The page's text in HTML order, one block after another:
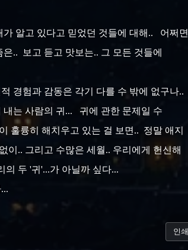
알고 있다고 믿었던 것들에 대해.. 어쩌면
.. 보고 듣고 맛보는.. 그 모든 것들에
경험과 감동은 각기 다를 수 밖에 없구나..
내는 사람의 귀... 귀에 관한 문제일 수
훌륭히 해치우고 있는 걸 보면.. 정말 애지
.. 그리고 수많은 세월.. 우리에게 헌신해
의 두 '귀'...가 아닐까 싶다...
인쇄